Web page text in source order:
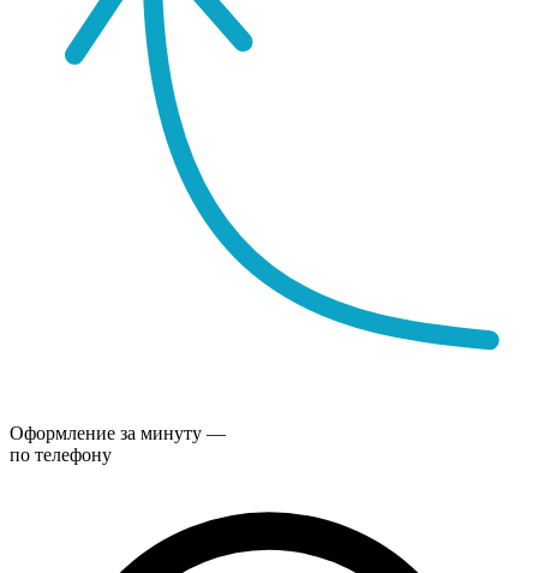
Оформление за минуту —
по телефону